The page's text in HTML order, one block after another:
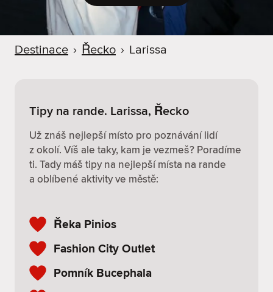
Destinace › Řecko › Larissa
Tipy na rande. Larissa, Řecko
Už znáš nejlepší místo pro poznávání lidí
z okolí. Víš ale taky, kam je vezmeš? Poradíme
ti. Tady máš tipy na nejlepší místa na rande
a oblíbené aktivity ve městě:
Řeka Pinios
Fashion City Outlet
Pomník Bucephala